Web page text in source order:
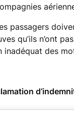
passagers
qu’ils n’ont
des